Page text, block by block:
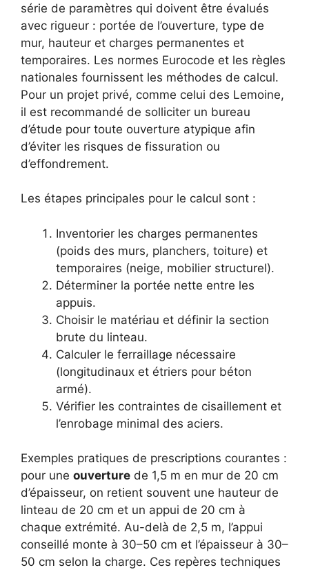
série de paramètres qui doivent être évalués
avec rigueur : portée de l’ouverture, type de
mur, hauteur et charges permanentes et
temporaires. Les normes Eurocode et les règles
nationales fournissent les méthodes de calcul.
Pour un projet privé, comme celui des Lemoine,
il est recommandé de solliciter un bureau
d’étude pour toute ouverture atypique afin
d’éviter les risques de fissuration ou
d’effondrement.
Les étapes principales pour le calcul sont :
Inventorier les charges permanentes
(poids des murs, planchers, toiture) et
temporaires (neige, mobilier structurel).
Déterminer la portée nette entre les
appuis.
Choisir le matériau et définir la section
brute du linteau.
Calculer le ferraillage nécessaire
(longitudinaux et étriers pour béton
armé).
Vérifier les contraintes de cisaillement et
l’enrobage minimal des aciers.
Exemples pratiques de prescriptions courantes :
pour une ouverture de 1,5 m en mur de 20 cm
d’épaisseur, on retient souvent une hauteur de
linteau de 20 cm et un appui de 20 cm à
chaque extrémité. Au-delà de 2,5 m, l’appui
conseillé monte à 30–50 cm et l’épaisseur à 30–
50 cm selon la charge. Ces repères techniques